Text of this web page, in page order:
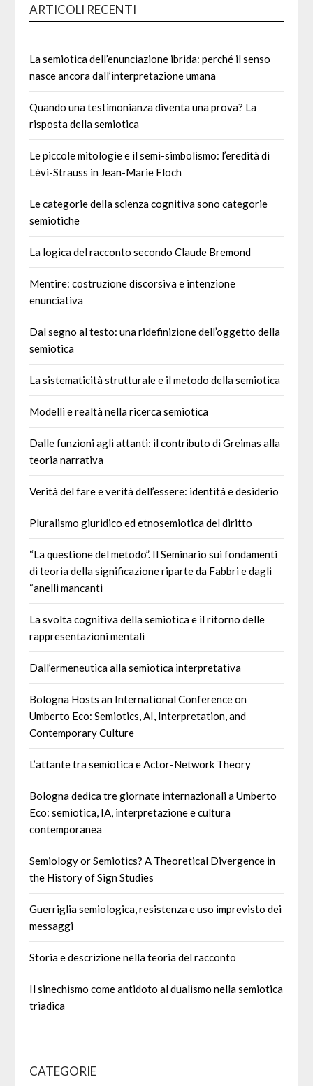
ARTICOLI RECENTI
La semiotica dell’enunciazione ibrida: perché il senso
nasce ancora dall’interpretazione umana
Quando una testimonianza diventa una prova? La
risposta della semiotica
Le piccole mitologie e il semi-simbolismo: l’eredità di
Lévi-Strauss in Jean-Marie Floch
Le categorie della scienza cognitiva sono categorie
semiotiche
La logica del racconto secondo Claude Bremond
Mentire: costruzione discorsiva e intenzione
enunciativa
Dal segno al testo: una ridefinizione dell’oggetto della
semiotica
La sistematicità strutturale e il metodo della semiotica
Modelli e realtà nella ricerca semiotica
Dalle funzioni agli attanti: il contributo di Greimas alla
teoria narrativa
Verità del fare e verità dell’essere: identità e desiderio
Pluralismo giuridico ed etnosemiotica del diritto
“La questione del metodo”. Il Seminario sui fondamenti
di teoria della significazione riparte da Fabbri e dagli
“anelli mancanti
La svolta cognitiva della semiotica e il ritorno delle
rappresentazioni mentali
Dall’ermeneutica alla semiotica interpretativa
Bologna Hosts an International Conference on
Umberto Eco: Semiotics, AI, Interpretation, and
Contemporary Culture
L’attante tra semiotica e Actor-Network Theory
Bologna dedica tre giornate internazionali a Umberto
Eco: semiotica, IA, interpretazione e cultura
contemporanea
Semiology or Semiotics? A Theoretical Divergence in
the History of Sign Studies
Guerriglia semiologica, resistenza e uso imprevisto dei
messaggi
Storia e descrizione nella teoria del racconto
Il sinechismo come antidoto al dualismo nella semiotica
triadica
CATEGORIE